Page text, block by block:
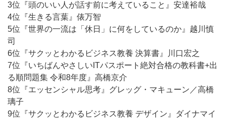
3位『頭のいい人が話す前に考えていること』安達裕哉
4位『生きる言葉』俵万智
5位『世界の一流は「休日」に何をしているのか』越川慎
司
6位『サクッとわかるビジネス教養 決算書』川口宏之
7位『いちばんやさしいITパスポート絶対合格の教科書+出
る順問題集 令和8年度』高橋京介
8位『エッセンシャル思考』グレッグ・マキューン／高橋
璃子
9位『サクッとわかるビジネス教養 デザイン』ダイナマイ